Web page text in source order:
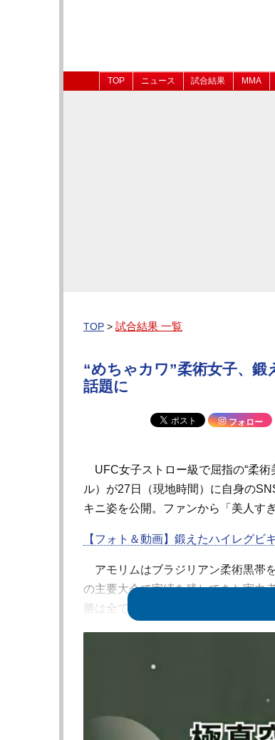
TOP ニュース 試合結果 MMA
TOP > 試合結果 一覧
“めちゃカワ”柔術女子、
話題に
フォロー
UFC女子ストロー級で屈指の“柔術
ル）が27日（現地時間）に自身の
キニ姿を公開。ファンから「美人す
【フォト＆動画】鍛えたハイレグ
アモリムはブラジリアン柔術黒帯
の主要大会で実績を残してきた実力
勝は全てフィニッシュ（2KO・9一
度目の黒星を喫したが、直近となる
ー（タイ）に一本勝ちで復活。腕十
ばすと、その上腕がありえない角
映像が大バズりし話題を呼んだ。